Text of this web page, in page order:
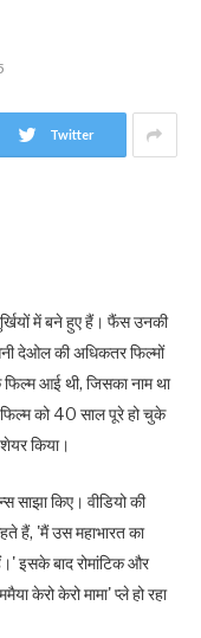
Twitter
में बने हुए हैं। फैंस उनकी
देओल की अधिकतर फिल्मों
आई थी, जिसका नाम था
को 40 साल पूरे हो चुके
किया।
किए। वीडियो की
हैं, 'मैं उस महाभारत का
इसके बाद रोमांटिक और
केरो केरो मामा' प्ले हो रहा